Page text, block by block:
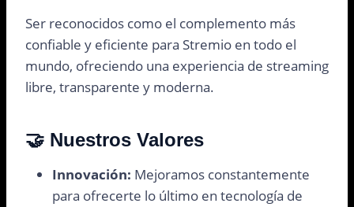
Ser reconocidos como el complemento más
confiable y eficiente para Stremio en todo el
mundo, ofreciendo una experiencia de streaming
libre, transparente y moderna.
🤝 Nuestros Valores
Innovación: Mejoramos constantemente
para ofrecerte lo último en tecnología de